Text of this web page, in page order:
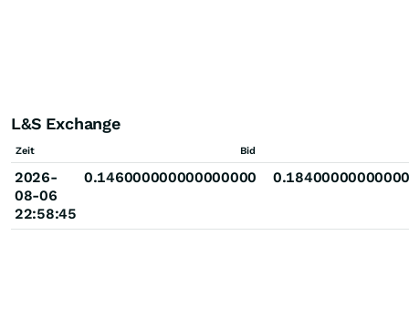
L&S Exchange
Zeit Bid
2026-
08-06
22:58:45
0.146000000000000000